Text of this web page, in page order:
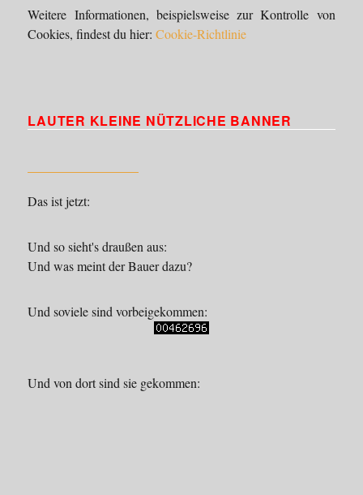
Weitere Informationen, beispielsweise zur Kontrolle von
Cookies, findest du hier:Cookie-Richtlinie
LAUTER KLEINE NÜTZLICHE BANNER
Das ist jetzt:
Und so sieht's draußen aus:
Und was meint der Bauer dazu?
Und soviele sind vorbeigekommen:
Und von dort sind sie gekommen: